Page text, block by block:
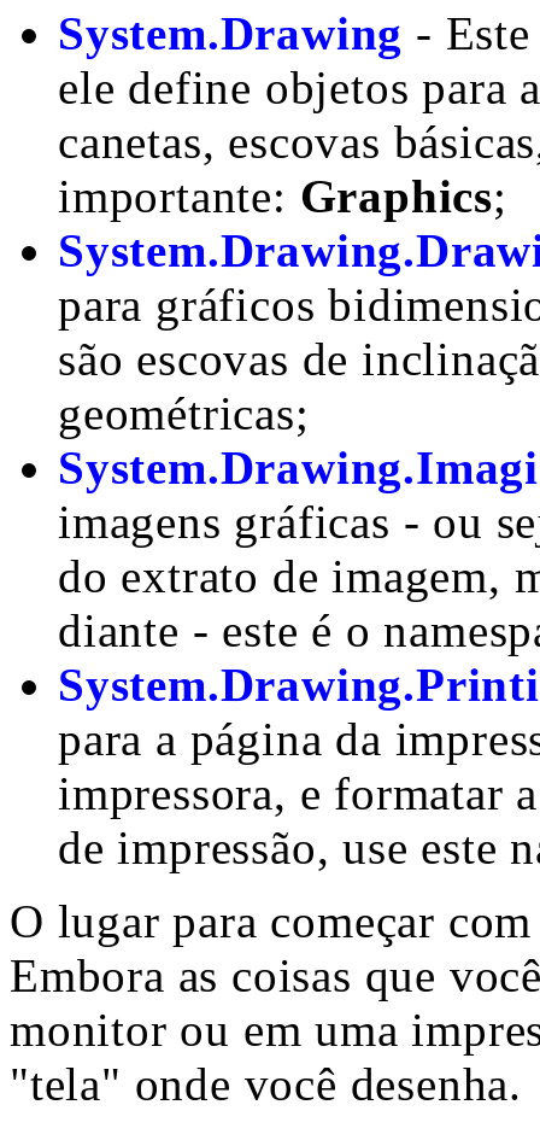
System.Drawing -
ele define objetos para
canetas, escovas
importante: Graphics;
para gráficos
são escovas de
geométricas;
imagens gráficas - ou
do extrato de imagem,
diante - este é o
para a página da
impressora, e formatar
de impressão, use este
O lugar para começar
Embora as coisas que
monitor ou em uma
"tela" onde você desenha.